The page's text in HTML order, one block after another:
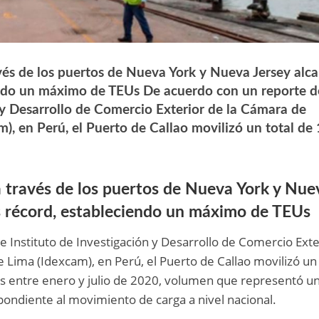
de los puertos de Nueva York y Nueva Jersey
un máximo de TEUs De acuerdo con un reporte
de Comercio Exterior de la Cámara de
en Perú, el Puerto de Callao movilizó un total de
de los puertos de Nueva York y
récord, estableciendo un máximo de TEUs
Instituto de Investigación y Desarrollo de Comercio
Lima (Idexcam), en Perú, el Puerto de Callao movilizó
entre enero y julio de 2020, volumen que representó
al movimiento de carga a nivel nacional.